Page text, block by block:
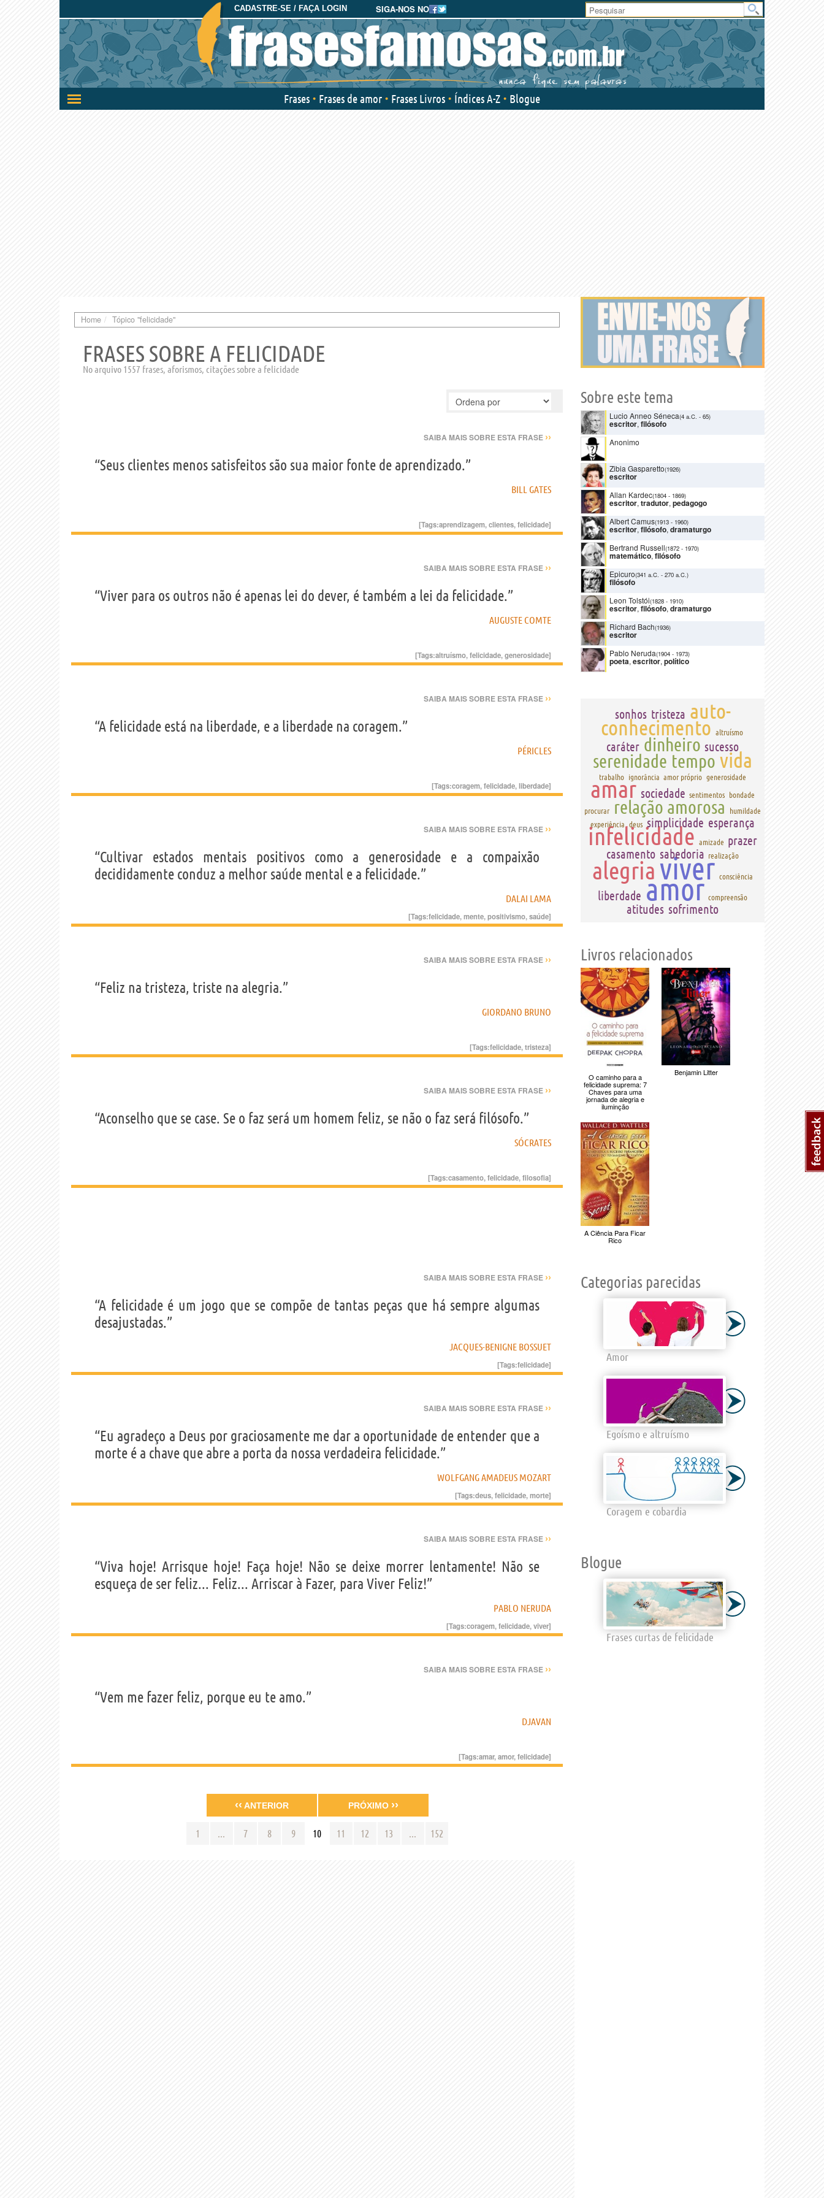
SIGA-NOS NO
CADASTRE-SE / FAÇA LOGIN
Ativar/desativar
a
Área
do
Usuário
Frases Frases de amor Frases Livros Índices A-Z Blogue
Home Tópico "felicidade"
FRASES SOBRE A FELICIDADE
No arquivo 1557 frases, aforismos, citações sobre a felicidade
SAIBA MAIS SOBRE ESTA FRASE ››
“Seus clientes menos satisfeitos são sua maior fonte de aprendizado.”
BILL GATES
[Tags:aprendizagem,clientes,felicidade]
SAIBA MAIS SOBRE ESTA FRASE ››
“Viver para os outros não é apenas lei do dever, é também a lei da felicidade.”
AUGUSTE COMTE
[Tags:altruísmo,felicidade,generosidade]
SAIBA MAIS SOBRE ESTA FRASE ››
“A felicidade está na liberdade, e a liberdade na coragem.”
PÉRICLES
[Tags:coragem,felicidade,liberdade]
SAIBA MAIS SOBRE ESTA FRASE ››
“Cultivar estados mentais positivos como a generosidade e a compaixão
decididamente conduz a melhor saúde mental e a felicidade.”
DALAI LAMA
[Tags:felicidade,mente,positivismo,saúde]
SAIBA MAIS SOBRE ESTA FRASE ››
“Feliz na tristeza, triste na alegria.”
GIORDANO BRUNO
[Tags:felicidade,tristeza]
SAIBA MAIS SOBRE ESTA FRASE ››
“Aconselho que se case. Se o faz será um homem feliz, se não o faz será filósofo.”
SÓCRATES
[Tags:casamento,felicidade,filosofia]
SAIBA MAIS SOBRE ESTA FRASE ››
“A felicidade é um jogo que se compõe de tantas peças que há sempre algumas
desajustadas.”
JACQUES-BENIGNE BOSSUET
[Tags:felicidade]
SAIBA MAIS SOBRE ESTA FRASE ››
“Eu agradeço a Deus por graciosamente me dar a oportunidade de entender que a
morte é a chave que abre a porta da nossa verdadeira felicidade.”
WOLFGANG AMADEUS MOZART
[Tags:deus,felicidade,morte]
SAIBA MAIS SOBRE ESTA FRASE ››
“Viva hoje! Arrisque hoje! Faça hoje! Não se deixe morrer lentamente! Não se
esqueça de ser feliz... Feliz... Arriscar à Fazer, para Viver Feliz!”
PABLO NERUDA
[Tags:coragem,felicidade,viver]
SAIBA MAIS SOBRE ESTA FRASE ››
“Vem me fazer feliz, porque eu te amo.”
DJAVAN
[Tags:amar,amor,felicidade]
‹‹ ANTERIOR
1 ... 7 8 9 10 11 12 13 ... 152
PRÓXIMO ››
Sobre este tema
Lucio Anneo Séneca(4 a.C. - 65)
escritor, filósofo
Anonimo
Zibia Gasparetto(1926)
escritor
Allan Kardec(1804 - 1869)
escritor, tradutor, pedagogo
Albert Camus(1913 - 1960)
escritor, filósofo, dramaturgo
Bertrand Russell(1872 - 1970)
matemático, filósofo
Epicuro(341 a.C. - 270 a.C.)
filósofo
Leon Tolstói(1828 - 1910)
escritor, filósofo, dramaturgo
Richard Bach(1936)
escritor
Pablo Neruda(1904 - 1973)
poeta, escritor, político
sonhos tristeza auto-
conhecimento altruísmo
caráter dinheiro sucesso
serenidade tempo vida
trabalho ignorância amor próprio generosidade
amar sociedade sentimentos
bondade
procurar
relação amorosa
humildade
experiência deus simplicidade esperança
infelicidade amizade prazer
casamento sabedoria realização
alegria viver consciência
liberdade amor compreensão
atitudes sofrimento
Livros relacionados
O caminho para a
felicidade suprema: 7
Chaves para uma
jornada de alegria e
iluminção
Benjamin Litter
A Ciência Para Ficar
Rico
Categorias parecidas
Amor
Egoísmo e altruísmo
Coragem e cobardia
Blogue
Frases curtas de felicidade